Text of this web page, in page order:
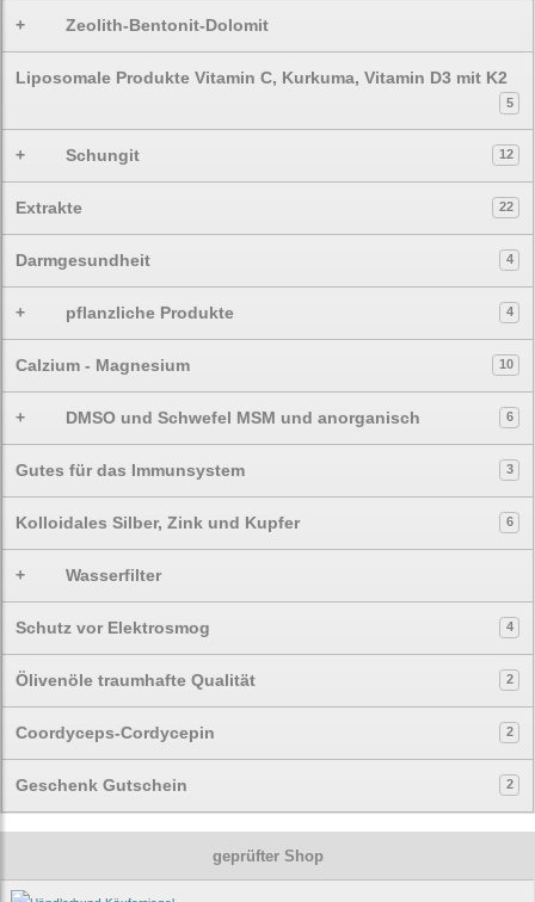
+ Zeolith-Bentonit-Dolomit
Liposomale Produkte Vitamin C, Kurkuma, Vitamin D3 mit K2
5
+ Schungit 12
Extrakte 22
Darmgesundheit 4
+ pflanzliche Produkte 4
Calzium - Magnesium 10
+ DMSO und Schwefel MSM und anorganisch 6
Gutes für das Immunsystem 3
Kolloidales Silber, Zink und Kupfer 6
+ Wasserfilter
Schutz vor Elektrosmog 4
Ölivenöle traumhafte Qualität 2
Coordyceps-Cordycepin 2
Geschenk Gutschein 2
geprüfter Shop